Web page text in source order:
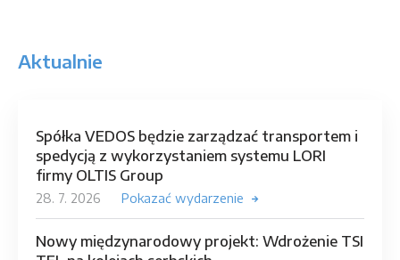
Aktualnie
Spółka VEDOS będzie zarządzać transportem i
spedycją z wykorzystaniem systemu LORI
firmy OLTIS Group
28. 7. 2026 Pokazać wydarzenie
Nowy międzynarodowy projekt: Wdrożenie TSI